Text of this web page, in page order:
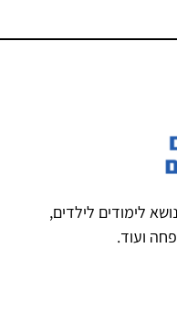
לימודים לילדים,
ועוד.